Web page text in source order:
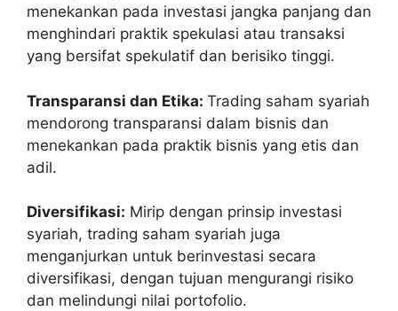
menekankan pada investasi jangka panjang dan
menghindari praktik spekulasi atau transaksi
yang bersifat spekulatif dan berisiko tinggi.
Transparansi dan Etika: Trading saham syariah
mendorong transparansi dalam bisnis dan
menekankan pada praktik bisnis yang etis dan
adil.
Diversifikasi: Mirip dengan prinsip investasi
syariah, trading saham syariah juga
menganjurkan untuk berinvestasi secara
diversifikasi, dengan tujuan mengurangi risiko
dan melindungi nilai portofolio.